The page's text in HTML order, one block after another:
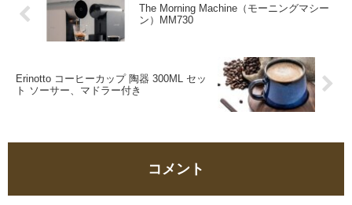
The Morning Machine（モーニングマシー
ン）MM730
Erinotto コーヒーカップ 陶器 300ML セッ
ト ソーサー、マドラー付き
コメント